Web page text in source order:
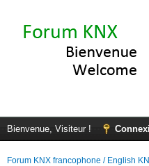
Bienvenue, Visiteur !
Forum KNX francophone / English